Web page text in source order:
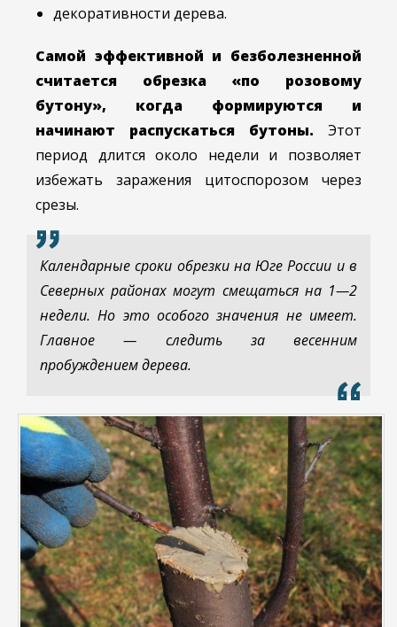
декоративности дерева.
Самой эффективной и безболезненной
считается обрезка «по розовому
бутону», когда формируются и
начинают распускаться бутоны. Этот
период длится около недели и позволяет
избежать заражения цитоспорозом через
срезы.
Календарные сроки обрезки на Юге России и в
Северных районах могут смещаться на 1—2
недели. Но это особого значения не имеет.
Главное — следить за весенним
пробуждением дерева.